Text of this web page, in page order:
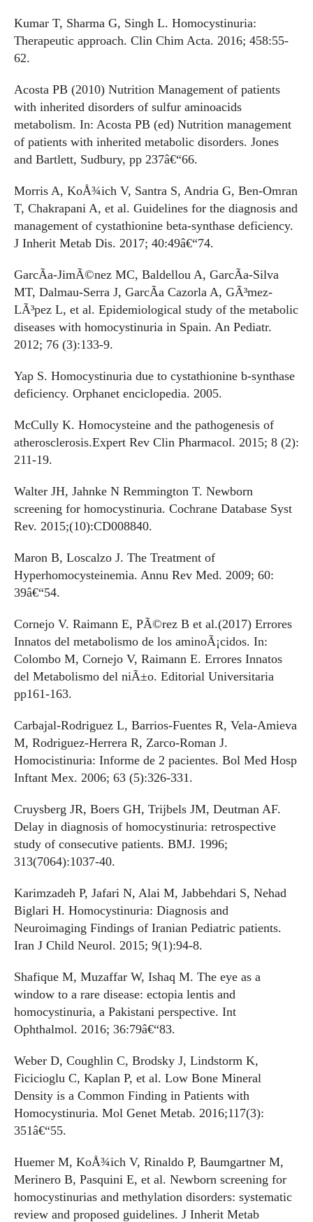
Kumar T, Sharma G, Singh L. Homocystinuria:
Therapeutic approach. Clin Chim Acta. 2016; 458:55-
62.
Acosta PB (2010) Nutrition Management of patients
with inherited disorders of sulfur aminoacids
metabolism. In: Acosta PB (ed) Nutrition management
of patients with inherited metabolic disorders. Jones
and Bartlett, Sudbury, pp 237â€“66.
Morris A, KoÅ¾ich V, Santra S, Andria G, Ben-Omran
T, Chakrapani A, et al. Guidelines for the diagnosis and
management of cystathionine beta-synthase deficiency.
J Inherit Metab Dis. 2017; 40:49â€“74.
GarcÃ­a-JimÃ©nez MC, Baldellou A, GarcÃ­a-Silva
MT, Dalmau-Serra J, GarcÃ­a Cazorla A, GÃ³mez-
LÃ³pez L, et al. Epidemiological study of the metabolic
diseases with homocystinuria in Spain. An Pediatr.
2012; 76 (3):133-9.
Yap S. Homocystinuria due to cystathionine b-synthase
deficiency. Orphanet enciclopedia. 2005.
McCully K. Homocysteine and the pathogenesis of
atherosclerosis.Expert Rev Clin Pharmacol. 2015; 8 (2):
211-19.
Walter JH, Jahnke N Remmington T. Newborn
screening for homocystinuria. Cochrane Database Syst
Rev. 2015;(10):CD008840.
Maron B, Loscalzo J. The Treatment of
Hyperhomocysteinemia. Annu Rev Med. 2009; 60:
39â€“54.
Cornejo V. Raimann E, PÃ©rez B et al.(2017) Errores
Innatos del metabolismo de los aminoÃ¡cidos. In:
Colombo M, Cornejo V, Raimann E. Errores Innatos
del Metabolismo del niÃ±o. Editorial Universitaria
pp161-163.
Carbajal-Rodriguez L, Barrios-Fuentes R, Vela-Amieva
M, Rodriguez-Herrera R, Zarco-Roman J.
Homocistinuria: Informe de 2 pacientes. Bol Med Hosp
Inftant Mex. 2006; 63 (5):326-331.
Cruysberg JR, Boers GH, Trijbels JM, Deutman AF.
Delay in diagnosis of homocystinuria: retrospective
study of consecutive patients. BMJ. 1996;
313(7064):1037-40.
Karimzadeh P, Jafari N, Alai M, Jabbehdari S, Nehad
Biglari H. Homocystinuria: Diagnosis and
Neuroimaging Findings of Iranian Pediatric patients.
Iran J Child Neurol. 2015; 9(1):94-8.
Shafique M, Muzaffar W, Ishaq M. The eye as a
window to a rare disease: ectopia lentis and
homocystinuria, a Pakistani perspective. Int
Ophthalmol. 2016; 36:79â€“83.
Weber D, Coughlin C, Brodsky J, Lindstorm K,
Ficicioglu C, Kaplan P, et al. Low Bone Mineral
Density is a Common Finding in Patients with
Homocystinuria. Mol Genet Metab. 2016;117(3):
351â€“55.
Huemer M, KoÅ¾ich V, Rinaldo P, Baumgartner M,
Merinero B, Pasquini E, et al. Newborn screening for
homocystinurias and methylation disorders: systematic
review and proposed guidelines. J Inherit Metab